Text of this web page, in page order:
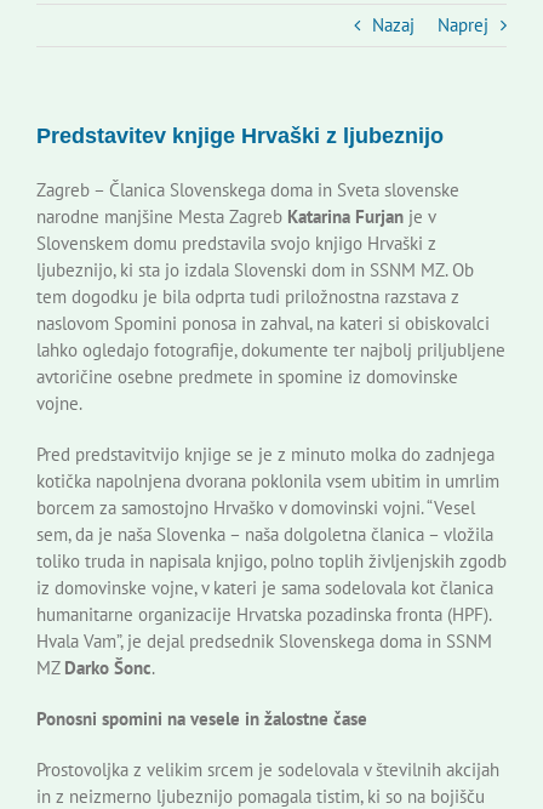
Kontakti
Novi odmev – naše glasilo
Založništvo
Nazaj Naprej
Predstavitev knjige Hrvaški z ljubeznijo
Zagreb – Članica Slovenskega doma in Sveta slovenske
narodne manjšine Mesta Zagreb Katarina Furjan je v
Slovenskem domu predstavila svojo knjigo Hrvaški z
ljubeznijo, ki sta jo izdala Slovenski dom in SSNM MZ. Ob
tem dogodku je bila odprta tudi priložnostna razstava z
naslovom Spomini ponosa in zahval, na kateri si obiskovalci
lahko ogledajo fotografije, dokumente ter najbolj priljubljene
avtoričine osebne predmete in spomine iz domovinske
vojne.
Pred predstavitvijo knjige se je z minuto molka do zadnjega
kotička napolnjena dvorana poklonila vsem ubitim in umrlim
borcem za samostojno Hrvaško v domovinski vojni. “Vesel
sem, da je naša Slovenka – naša dolgoletna članica – vložila
toliko truda in napisala knjigo, polno toplih življenjskih zgodb
iz domovinske vojne, v kateri je sama sodelovala kot članica
humanitarne organizacije Hrvatska pozadinska fronta (HPF).
Hvala Vam”, je dejal predsednik Slovenskega doma in SSNM
MZ Darko Šonc.
Ponosni spomini na vesele in žalostne čase
Prostovoljka z velikim srcem je sodelovala v številnih akcijah
in z neizmerno ljubeznijo pomagala tistim, ki so na bojišču